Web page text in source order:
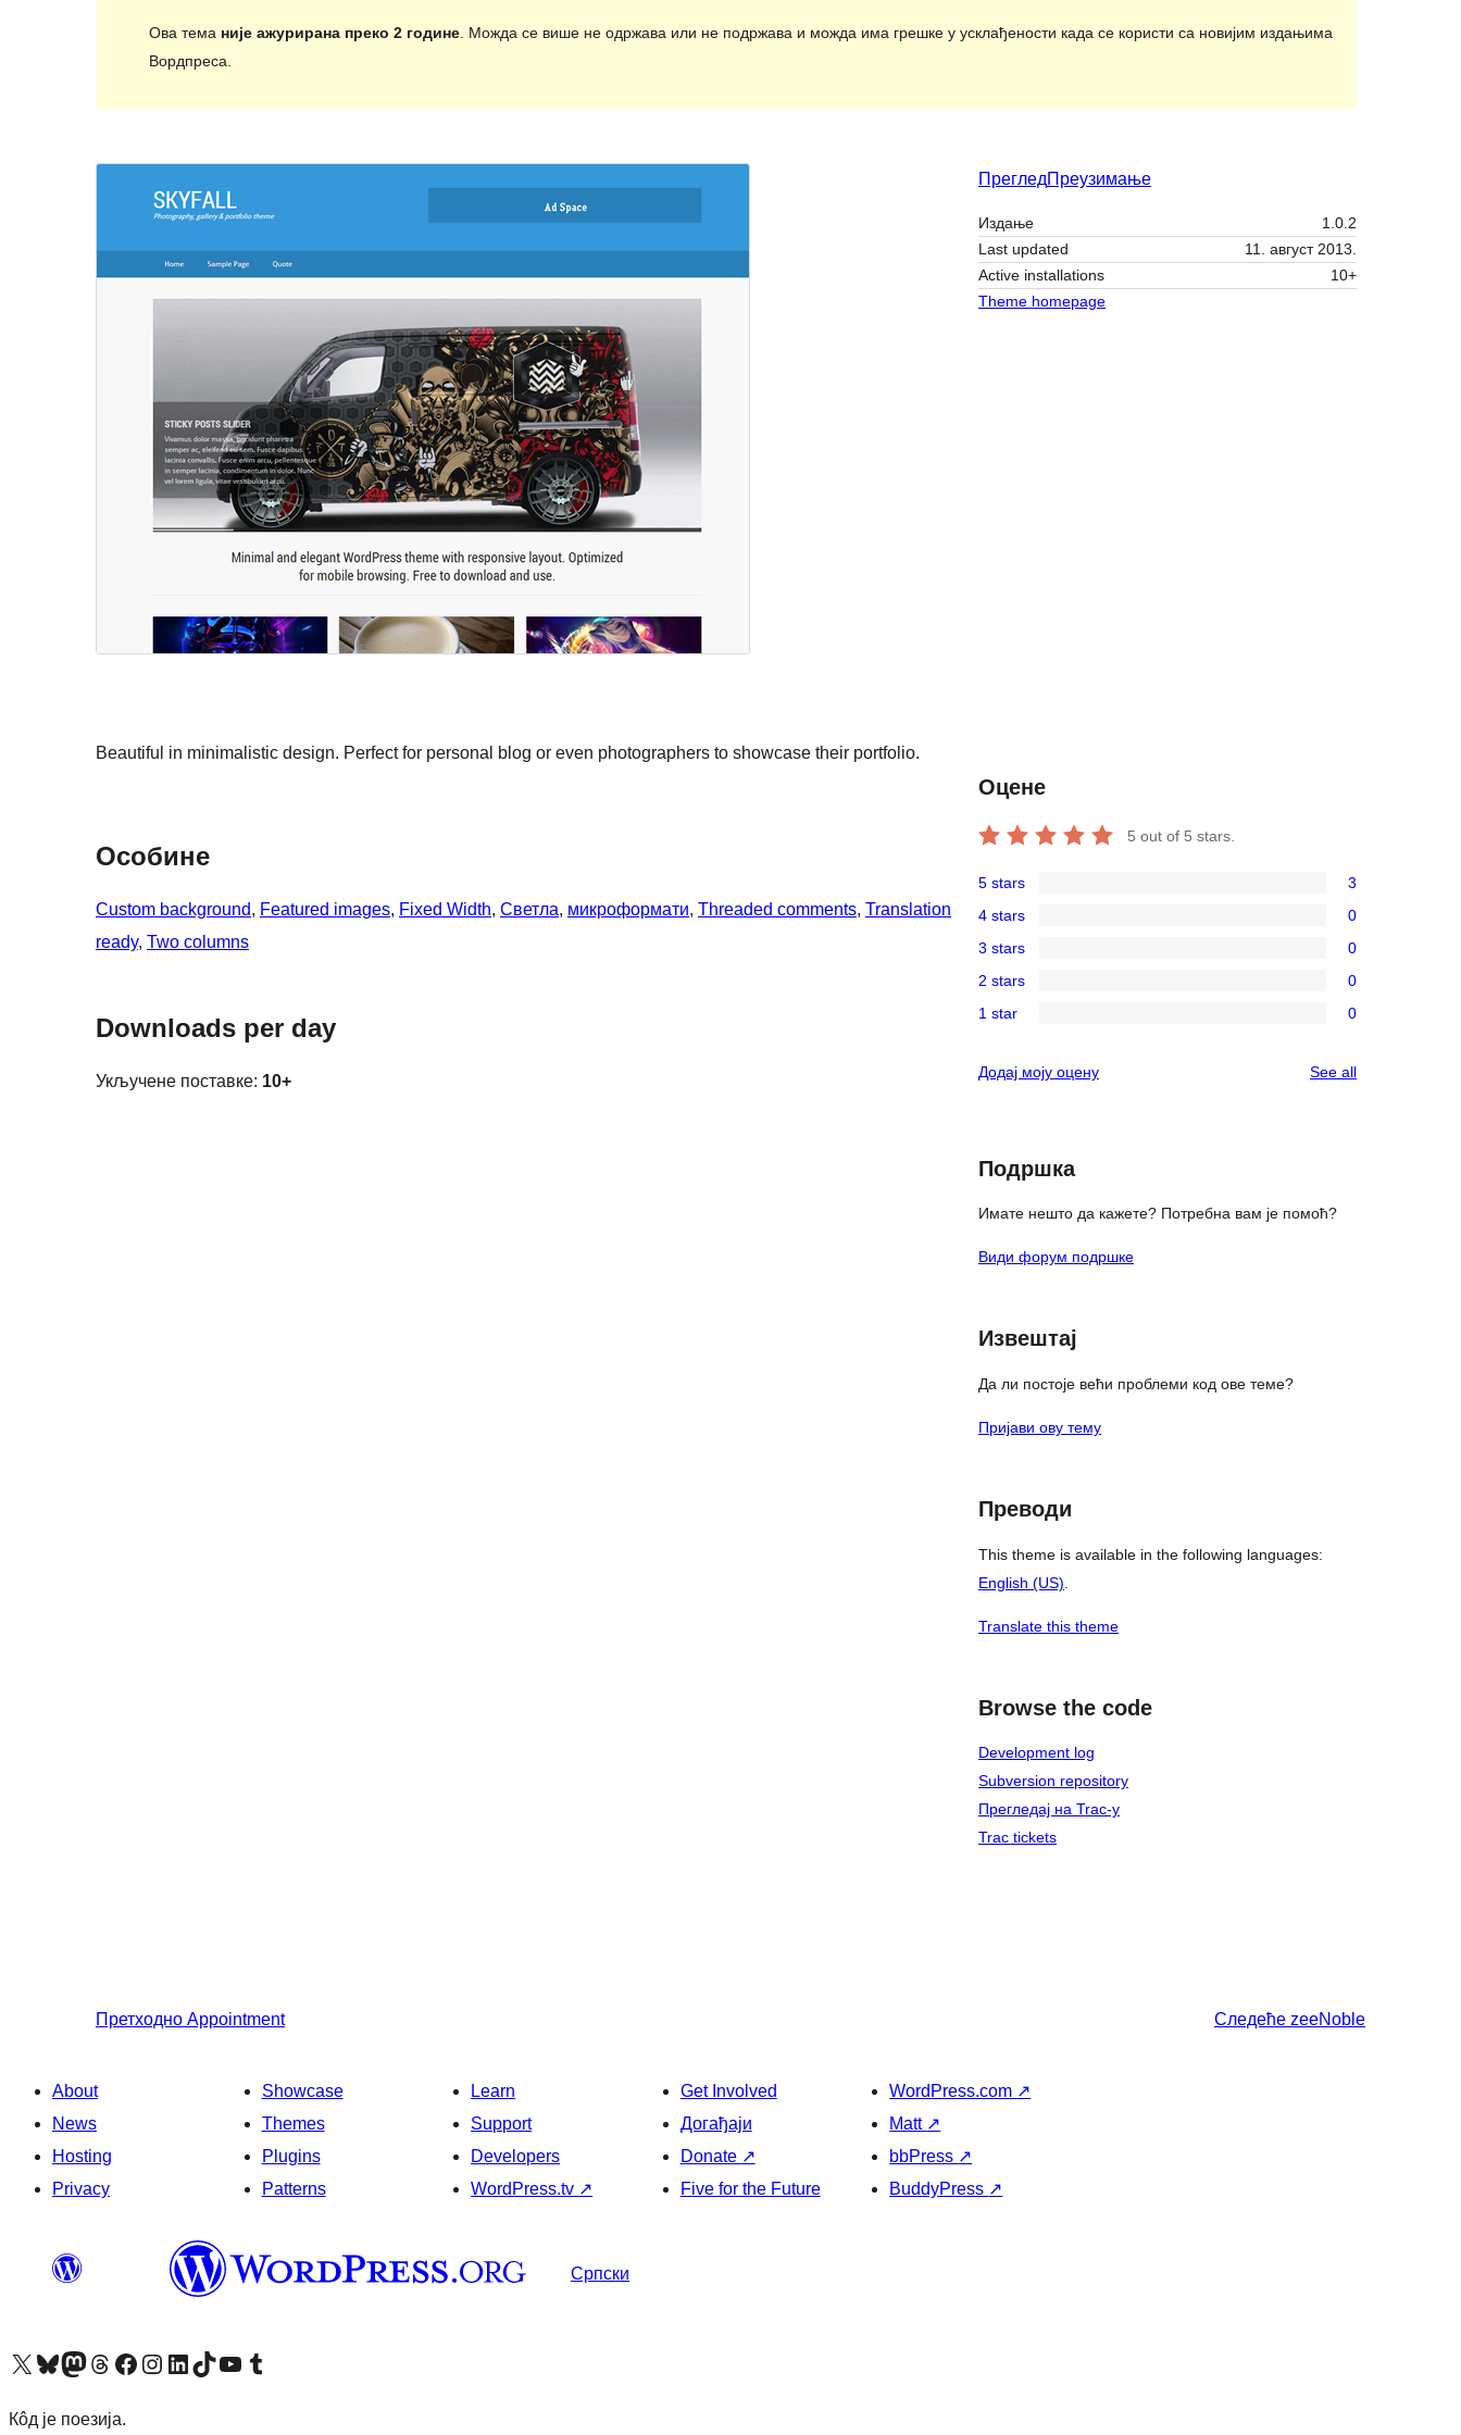
Ова тема није ажурирана преко 2 године. Можда се више не одржава или не подржава и можда има грешке у усклађености када се користи са новијим издањима
Вордпреса.
ПрегледПреузимање
Издање
1.0.2
Last updated
11. август 2013.
Active installations
10+
Theme homepage
Beautiful in minimalistic design. Perfect for personal blog or even photographers to showcase their portfolio.
Особине
Custom background, Featured images, Fixed Width, Светла, микроформати, Threaded comments, Translation
ready, Two columns
Downloads per day
Укључене поставке: 10+
Оцене
5 out of 5 stars.
5-
star
reviews
5 stars 3
4-
star
reviews
4 stars 0
3-
star
3 stars 0
2-
reviews
2 stars 0
star
1 star 0
Додај моју оцену See allreviews
Подршка
Имате нешто да кажете? Потребна вам је помоћ?
Види форум подршке
Извештај
Да ли постоје већи проблеми код ове теме?
Пријави ову тему
Преводи
This theme is available in the following languages:
English (US)
Translate this theme
Browse the code
Development log
Subversion repository
Прегледај на Trac-у
Trac tickets
Претходно Appointment Следеће zeeNoble
About
News
Hosting
Privacy
Showcase
Themes
Plugins
Patterns
Learn
Support
Developers
WordPress.tv ↗
Get Involved
Догађаји
Donate ↗
Five for the Future
WordPress.com ↗
Matt ↗
bbPress ↗
BuddyPress ↗
Српски
Visit our X (formerly Twitter) account
Посетите наш Bluesky налог
Visit our Mastodon account
Посетите наш налог на Threads-у Visit our Facebook pageПосетите наш Инстаграм налог
Visit our LinkedIn account
Посетите наш TikTok налог
Visit our YouTube channel
Посетите наш Tumblr налог
Кôд је поезија.